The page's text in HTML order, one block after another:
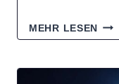
MEHR LESEN